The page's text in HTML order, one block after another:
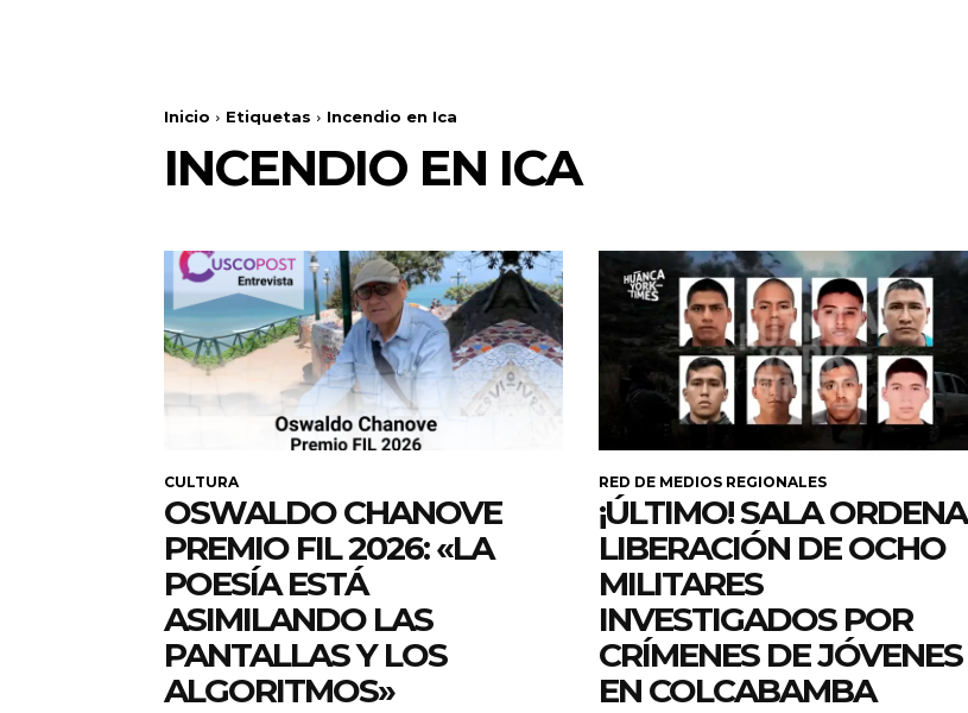
Inicio Etiquetas Incendio en Ica
INCENDIO EN ICA
CULTURA
OSWALDO CHANOVE
PREMIO FIL 2026: «LA
POESÍA ESTÁ
ASIMILANDO LAS
PANTALLAS Y LOS
ALGORITMOS»
RED DE MEDIOS REGIONALES
¡ÚLTIMO! SALA ORDENA
LIBERACIÓN DE OCHO
MILITARES
INVESTIGADOS POR
CRÍMENES DE JÓVENES
EN COLCABAMBA